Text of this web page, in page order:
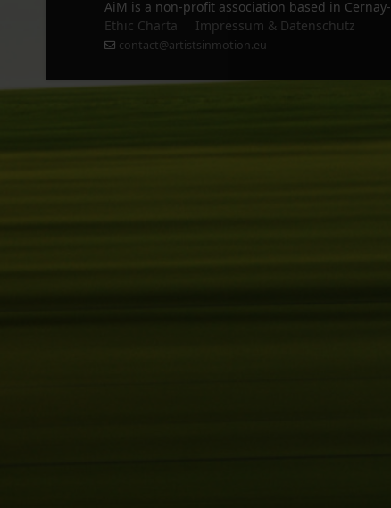
AiM is a non-profit association based in
Ethic Charta
Impressum & Datenschutz
contact@artistsinmotion.eu